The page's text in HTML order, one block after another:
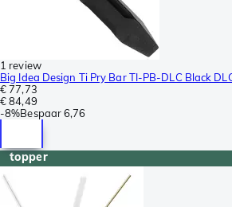
1 review
Big Idea Design Ti Pry Bar TI-PB-DLC Black
€ 77,73
€ 84,49
-8%Bespaar6,76
topper